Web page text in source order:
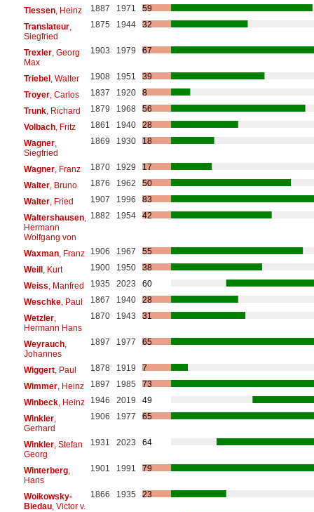
Tiessen, Heinz 1887 1971
59
Translateur,
Siegfried
1875 1944 32
Trexler, Georg
Max
1903 1979 67
Triebel, Walter 1908 1951
39
Troyer, Carlos 1837 1920
8
Trunk, Richard 1879 1968
56
Volbach, Fritz 1861 1940
28
Wagner,
Siegfried
1869 1930 18
Wagner, Franz 1870 1929
17
Walter, Bruno 1876 1962
50
Walter, Fried 1907 1996
83
Waltershausen,
Hermann
Wolfgang von
1882 1954 42
Waxman, Franz 1906 1967
55
Weill, Kurt 1900 1950
38
Weiss , Manfred 1935 2023
60
Weschke, Paul 1867 1940
28
Wetzler,
Hermann Hans
1870 1943 31
Weyrauch,
Johannes
1897 1977 65
Wiggert, Paul 1878 1919
7
Wimmer, Heinz 1897 1985
73
Winbeck, Heinz 1946 2019
49
Winkler,
Gerhard
1906 1977 65
Winkler, Stefan
Georg
1931 2023 64
Winterberg,
Hans
1901 1991 79
Woikowsky-
Biedau, Victor v.
1866 1935 23